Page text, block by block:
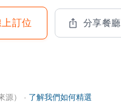
訂位 分享餐廳
源） · 了解我們如何精選